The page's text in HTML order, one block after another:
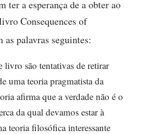
ter a esperança de a obter ao
Consequences of
as palavras seguintes:
livro são tentativas de retirar
uma teoria pragmatista da
afirma que a verdade não é o
da qual devamos estar à
teoria filosófica interessante